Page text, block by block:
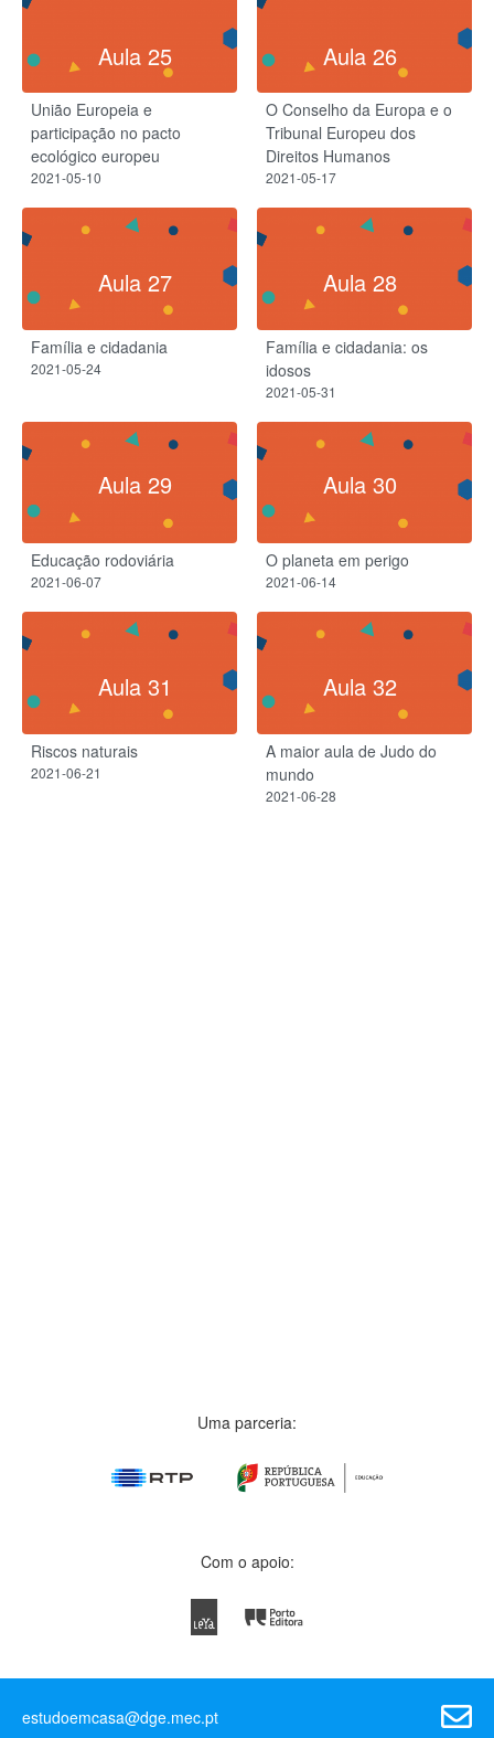
Aula 25
União Europeia e
participação no pacto
ecológico europeu
2021-05-10
Aula 26
O Conselho da Europa e o
Tribunal Europeu dos
Direitos Humanos
2021-05-17
Aula 27
Família e cidadania
2021-05-24
Aula 28
Família e cidadania: os
idosos
2021-05-31
Aula 29
Educação rodoviária
2021-06-07
Aula 30
O planeta em perigo
2021-06-14
Aula 31
Riscos naturais
2021-06-21
Aula 32
A maior aula de Judo do
mundo
2021-06-28
Uma parceria:
Com o apoio:
estudoemcasa@dge.mec.pt